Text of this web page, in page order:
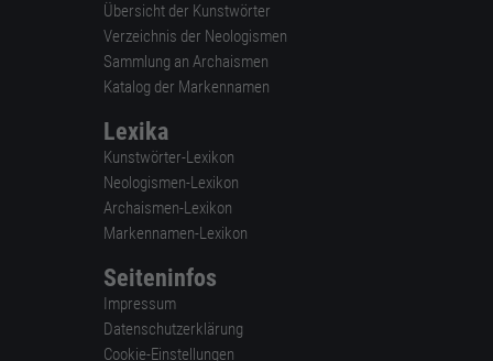
Übersicht der Kunstwörter
Verzeichnis der Neologismen
Sammlung an Archaismen
Katalog der Markennamen
Lexika
Kunstwörter-Lexikon
Neologismen-Lexikon
Archaismen-Lexikon
Markennamen-Lexikon
Seiteninfos
Impressum
Datenschutzerklärung
Cookie-Einstellungen